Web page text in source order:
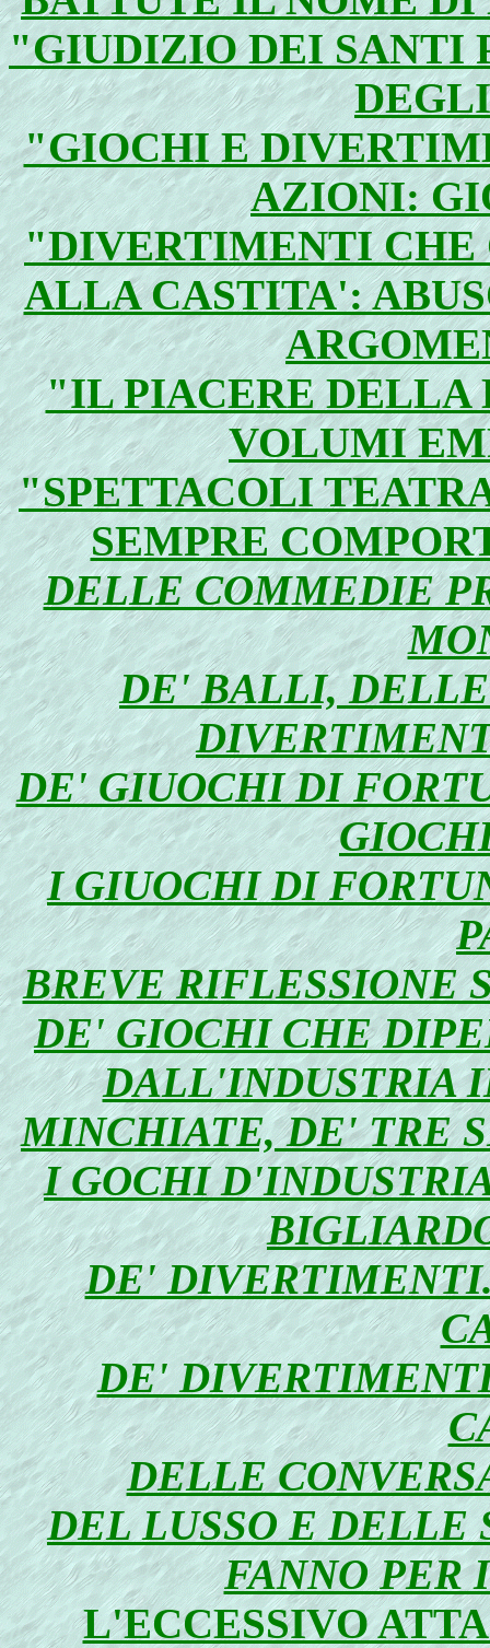
"GIUDIZIO DEI SANTI
"GIOCHI E
AZIONI:
"DIVERTIMENTI CHE
ALLA CASTITA':
"IL PIACERE DELLA
VOLUMI
"SPETTACOLI
SEMPRE
DELLE COMMEDIE
DE' BALLI,
DE' GIUOCHI DI
I GIUOCHI DI
BREVE RIFLESSIONE
DE' GIOCHI CHE
DALL'INDUSTRIA
MINCHIATE, DE' TRE
I GOCHI
DE'
DE'
DELLE
DEL LUSSO E DELLE
FANNO PER
L'ECCESSIVO